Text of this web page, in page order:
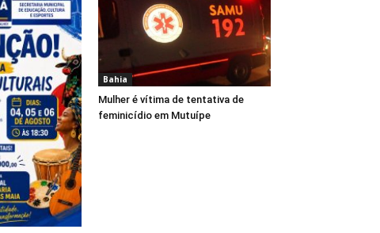
Bahia
Mulher é vítima de tentativa de
feminicídio em Mutuípe